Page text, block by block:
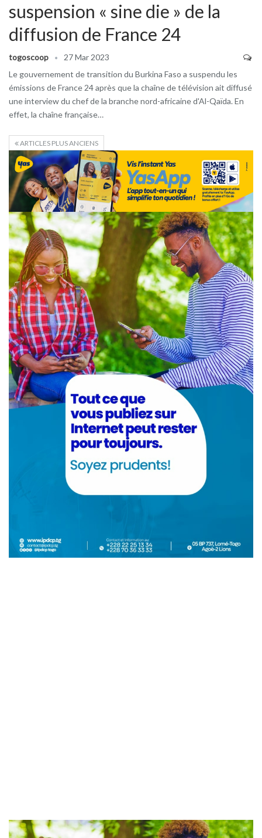
suspension « sine die » de la
diffusion de France 24
togoscoop
27 Mar 2023
Le gouvernement de transition du Burkina Faso a suspendu les
émissions de France 24 après que la chaîne de télévision ait diffusé
une interview du chef de la branche nord-africaine d'Al-Qaïda. En
effet, la chaîne française…
ARTICLES PLUS ANCIENS